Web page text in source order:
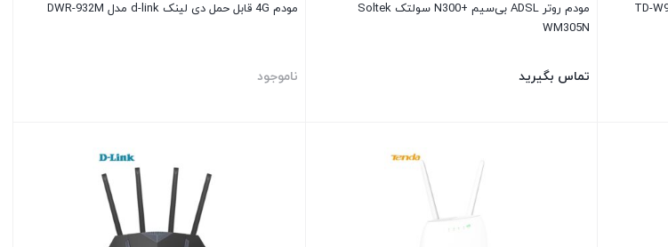
مودم روتر ADSL بی‌سیم +N300 سولتک Soltek
WM305N
تماس بگیرید
مودم 4G قابل حمل دی لینک d-link مدل DWR-932M
ناموجود